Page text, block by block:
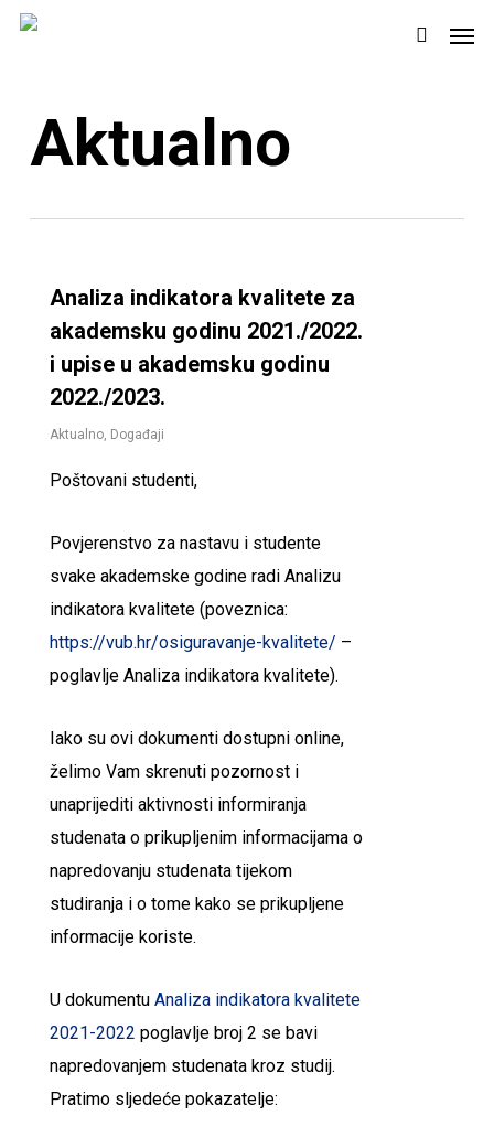
Skip
content
search
Aktualno
Analiza indikatora kvalitete za
akademsku godinu 2021./2022.
i upise u akademsku godinu
2022./2023.
Aktualno, Događaji
Poštovani studenti,
Povjerenstvo za nastavu i studente
svake akademske godine radi Analizu
indikatora kvalitete (poveznica:
https://vub.hr/osiguravanje-kvalitete/ –
poglavlje Analiza indikatora kvalitete).
Iako su ovi dokumenti dostupni online,
želimo Vam skrenuti pozornost i
unaprijediti aktivnosti informiranja
studenata o prikupljenim informacijama o
napredovanju studenata tijekom
studiranja i o tome kako se prikupljene
informacije koriste.
U dokumentu Analiza indikatora kvalitete
2021-2022 poglavlje broj 2 se bavi
napredovanjem studenata kroz studij.
Pratimo sljedeće pokazatelje: